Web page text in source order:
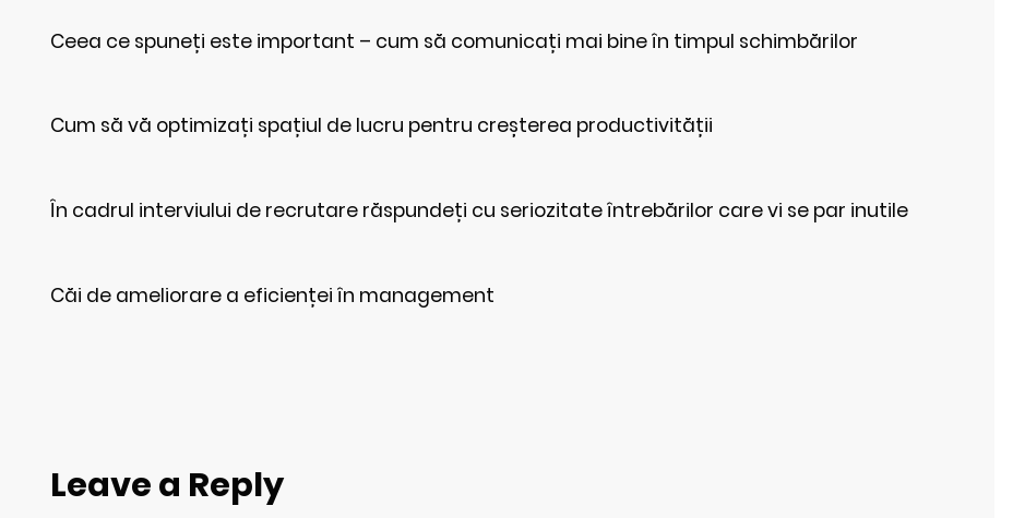
Ceea ce spuneți este important – cum să comunicați mai bine în timpul schimbărilor
Cum să vă optimizați spațiul de lucru pentru creșterea productivității
În cadrul interviului de recrutare răspundeți cu seriozitate întrebărilor care vi se par inutile
Căi de ameliorare a eficienței în management
Leave a Reply